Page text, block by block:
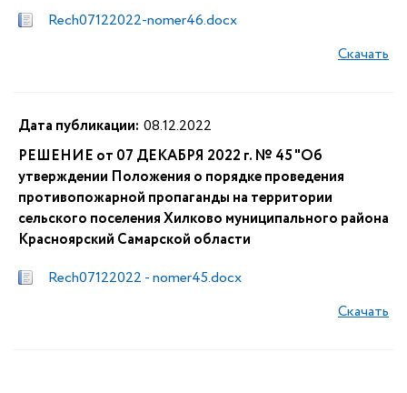
Rech07122022-nomer46.docx
Скачать
Дата публикации: 08.12.2022
РЕШЕНИЕ от 07 ДЕКАБРЯ 2022 г. № 45 "Об
утверждении Положения о порядке проведения
противопожарной пропаганды на территории
сельского поселения Хилково муниципального района
Красноярский Самарской области
Rech07122022 - nomer45.docx
Скачать